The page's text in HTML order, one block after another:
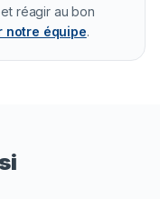
réagir au bon
notre équipe.